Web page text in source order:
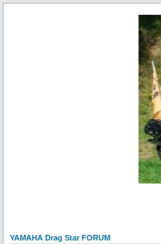
YAMAHA Drag Star FORUM